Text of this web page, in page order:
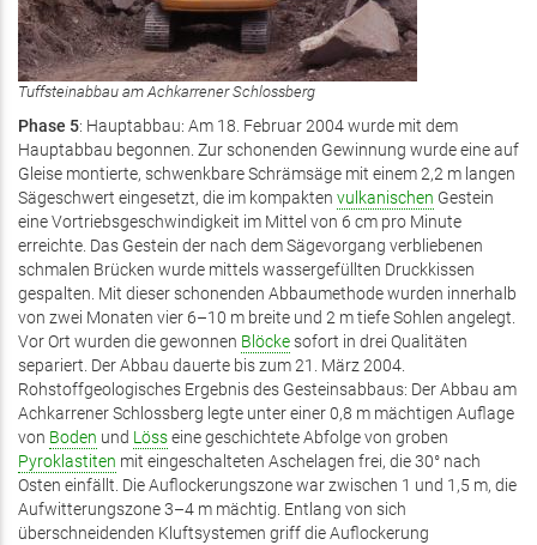
Tuffsteinabbau am Achkarrener Schlossberg
Phase 5: Hauptabbau: Am 18. Februar 2004 wurde mit dem
Hauptabbau begonnen. Zur schonenden Gewinnung wurde eine auf
Gleise montierte, schwenkbare Schrämsäge mit einem 2,2 m langen
Sägeschwert eingesetzt, die im kompakten vulkanischen Gestein
eine Vortriebsgeschwindigkeit im Mittel von 6 cm pro Minute
erreichte. Das Gestein der nach dem Sägevorgang verbliebenen
schmalen Brücken wurde mittels wassergefüllten Druckkissen
gespalten. Mit dieser schonenden Abbaumethode wurden innerhalb
von zwei Monaten vier 6–10 m breite und 2 m tiefe Sohlen angelegt.
Vor Ort wurden die gewonnen Blöckesofort in drei Qualitäten
separiert. Der Abbau dauerte bis zum 21. März 2004.
Rohstoffgeologisches Ergebnis des Gesteinsabbaus: Der Abbau am
Achkarrener Schlossberg legte unter einer 0,8 m mächtigen Auflage
von Boden und Lösseine geschichtete Abfolge von groben
Pyroklastiten mit eingeschalteten Aschelagen frei, die 30° nach
Osten einfällt. Die Auflockerungszone war zwischen 1 und 1,5 m, die
Aufwitterungszone 3–4 m mächtig. Entlang von sich
überschneidenden Kluftsystemen griff die Auflockerung